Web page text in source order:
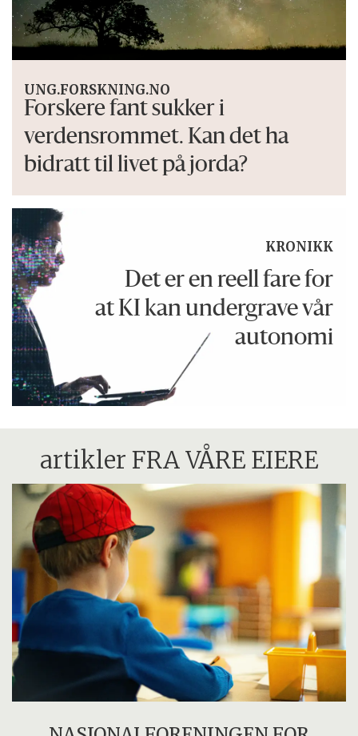
UNG.FORSKNING.NO
Forskere fant sukker i
verdensrommet. Kan det ha
bidratt til livet på jorda?
KRONIKK
Det er en reell fare for
at KI kan undergravevår
autonomi
artikler FRA VÅRE EIERE